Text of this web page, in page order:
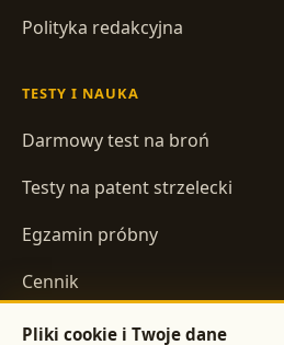
Polityka redakcyjna
TESTY I NAUKA
Darmowy test na broń
Testy na patent strzelecki
Egzamin próbny
Cennik
Pliki cookie i Twoje dane